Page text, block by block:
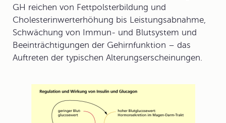
GH reichen von Fettpolsterbildung und
Cholesterinwerterhöhung bis Leistungsabnahme,
Schwächung von Immun- und Blutsystem und
Beeinträchtigungen der Gehirnfunktion – das
Auftreten der typischen Alterungserscheinungen.